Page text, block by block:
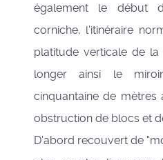
également le début
corniche, l'itinéraire
platitude verticale de
longer ainsi le
cinquantaine de
obstruction de blocs et
D'abord recouvert de